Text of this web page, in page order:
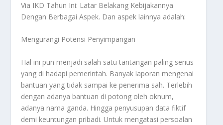
Via IKD Tahun Ini: Latar Belakang Kebijakannya
Dengan Berbagai Aspek. Dan aspek lainnya adalah:
Mengurangi Potensi Penyimpangan
Hal ini pun menjadi salah satu tantangan paling serius
yang di hadapi pemerintah. Banyak laporan mengenai
bantuan yang tidak sampai ke penerima sah. Terlebih
dengan adanya bantuan di potong oleh oknum,
adanya nama ganda. Hingga penyusupan data fiktif
demi keuntungan pribadi. Untuk mengatasi persoalan